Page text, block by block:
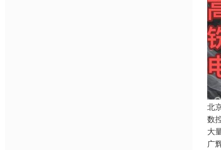
北
数
大
广